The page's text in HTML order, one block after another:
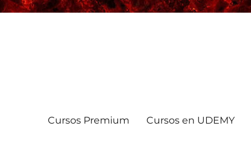
Cursos Premium Cursos en UDEMY